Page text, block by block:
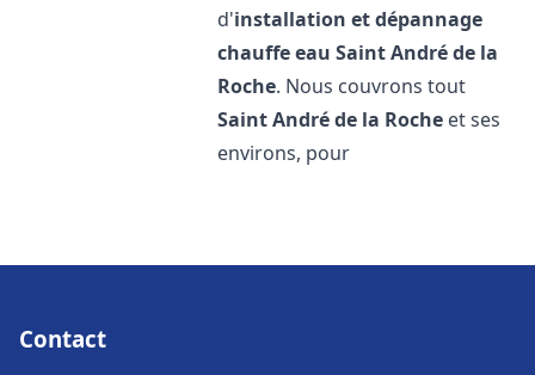
d'installation et dépannage
chauffe eau Saint André de la
Roche. Nous couvrons tout
Saint André de la Roche et ses
environs, pour
Contact